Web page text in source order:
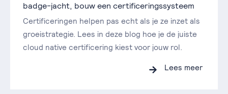
badge-jacht, bouw een certificeringssysteem
Certificeringen helpen pas echt als je ze inzet als
groeistrategie. Lees in deze blog hoe je de juiste
cloud native certificering kiest voor jouw rol.
Lees meer